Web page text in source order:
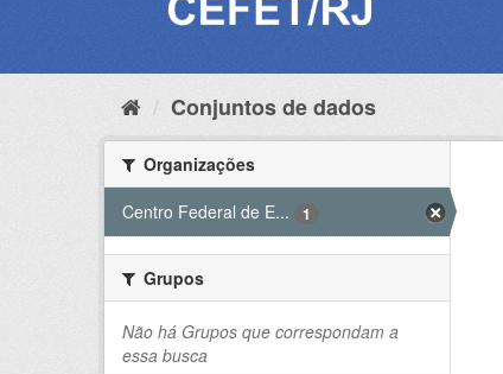
Conjuntos de dados
Organizações
Centro Federal de E...
1
Grupos
Não há Grupos que correspondam a
essa busca